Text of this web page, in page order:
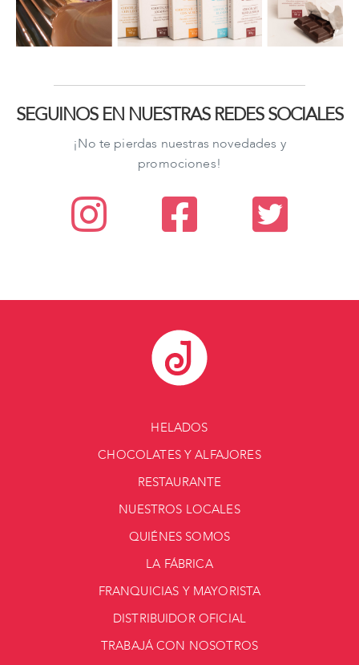
SEGUINOS EN NUESTRAS REDES SOCIALES
¡No te pierdas nuestras novedades y
promociones!
HELADOS
CHOCOLATES Y ALFAJORES
RESTAURANTE
NUESTROS LOCALES
QUIÉNES SOMOS
LA FÁBRICA
FRANQUICIAS Y MAYORISTA
DISTRIBUIDOR OFICIAL
TRABAJÁ CON NOSOTROS